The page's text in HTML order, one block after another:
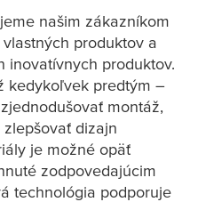
našim zákazníkom
produktov a
inovatívnych produktov.
kedykoľvek predtým –
montáž,
dizajn
je možné opäť
zodpovedajúcim
technológia podporuje